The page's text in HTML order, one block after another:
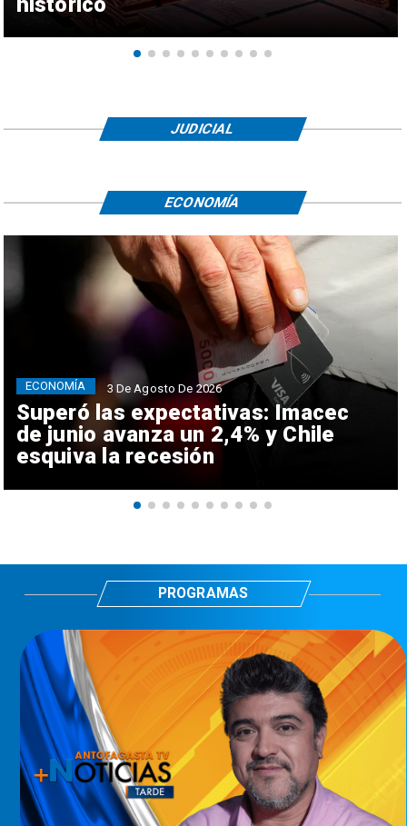
JUDICIAL
Superó las expectativas: Imacec
de junio avanza un 2,4% y Chile
esquiva la recesión
ECONOMÍA 3 De Agosto De 2026
ECONOMÍA
PROGRAMAS